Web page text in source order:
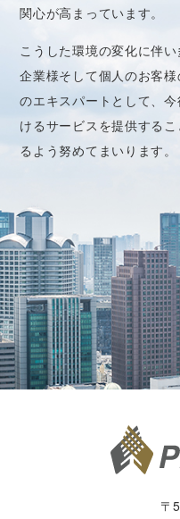
関心が高まっています。
こうした環境の変化に伴
企業様そして個人のお客
のエキスパートとして、
けるサービスを提供する
るよう努めてまいります。
〒